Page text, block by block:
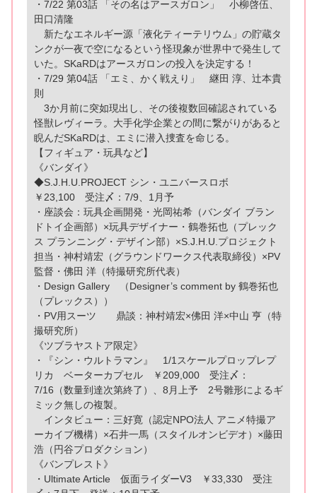
・7/22 第03話 「その名はアースガロン」 小柳啓伍、
田口清隆
新たなエネルギー源「液化ティーテリウム」の貯蔵タ
ンクが一夜で空になるという怪現象が世界中で発生して
いた。SKaRDはアースガロンの投入を決定する！
・7/29 第04話 「エミ、かく戦えり」 継田 淳、辻本貴
則
3か月前に突如現出し、その後複数回確認されている
怪獣レヴィーラ。大手化学企業との間に繋がりがあると
睨んだSKaRDは、エミに潜入捜査を命じる。
【フィギュア・玩具など】
《バンダイ》
◆S.J.H.U.PROJECT シン・ユニバースロボ
￥23,100 受注〆：7/9、1月予
・座談会：玩具企画開発・光岡祐希（バンダイ ブラン
ドトイ企画部）×玩具デザイナー・鶴巻拓也（プレック
ス プランニング・デザイン部）×S.J.H.U.プロジェクト
担当・神村靖宏（グラウンドワークス代表取締役）×PV
監督・佛田 洋（特撮研究所代表）
・Design Gallery （Designer’s comment by 鶴巻拓也
（プレックス））
・PV用スーツ 鼎談：神村靖宏×佛田 洋×中山 亨（特
撮研究所）
《ツブラヤストア限定》
・『シン・ウルトラマン』 1/1スケールプロップレプ
リカ ベーターカプセル ￥209,000 受注〆：
7/16（数量到達次第終了）、8月上予 2号雛形によるギ
ミック無しの複製。
インタビュー：三好寛（認定NPO法人 アニメ特撮ア
ーカイブ機構）×石井一馬（スタイルオンビデオ）×藤田
浩（円谷プロダクション）
《バンプレスト》
・Ultimate Article 仮面ライダーV3 ￥33,330 受注